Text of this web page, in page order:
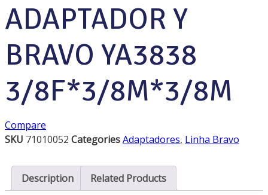
ADAPTADOR Y
BRAVO YA3838
3/8F*3/8M*3/8M
Compare
SKU 71010052 CategoriesAdaptadores, Linha Bravo
Description Related Products